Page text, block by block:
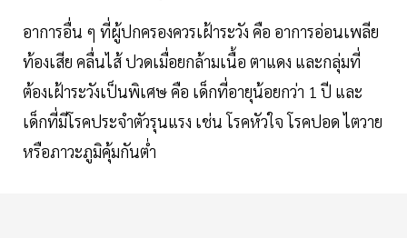
อาการอื่น ๆ ที่ผู้ปกครองควรเฝ้าระวัง คือ อาการอ่อนเพลีย
ท้องเสีย คลื่นไส้ ปวดเมื่อยกล้ามเนื้อ ตาแดง และกลุ่มที่
ต้องเฝ้าระวังเป็นพิเศษ คือ เด็กที่อายุน้อยกว่า 1 ปี และ
เด็กที่มีโรคประจำตัวรุนแรง เช่น โรคหัวใจ โรคปอด ไตวาย
หรือภาวะภูมิคุ้มกันต่ำ